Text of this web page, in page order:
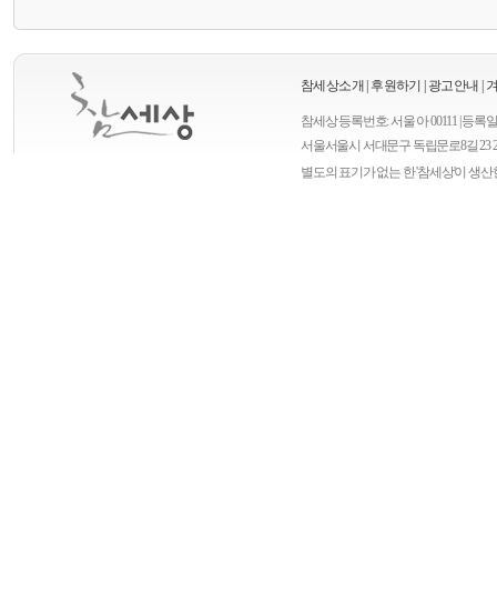
참세상소개 후원하기 광고안내
참세상 등록번호: 서울 아 00111 | 등록
서울서울시 서대문구 독립문로8길 23
별도의 표기가 없는 한 '참세상'이 생